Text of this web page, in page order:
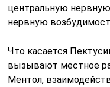
центральную
нервную
Что касается
вызывают местное
Ментол,